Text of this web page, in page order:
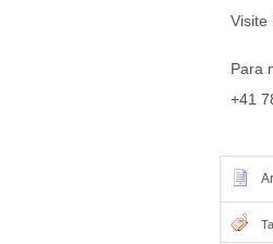
Visite
Para
+41